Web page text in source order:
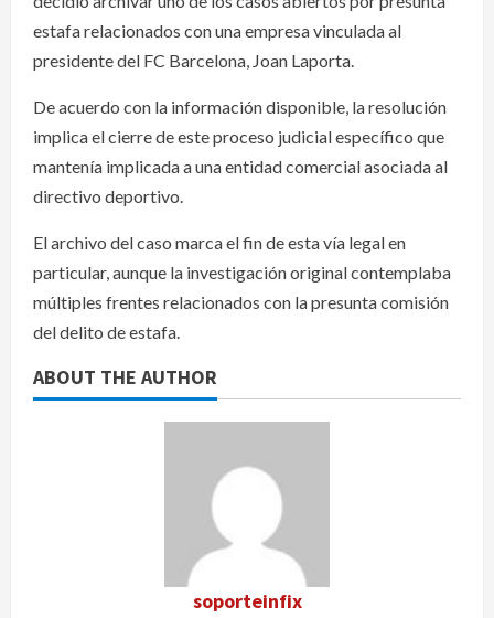
estafa relacionados con una empresa vinculada al
presidente del FC Barcelona, Joan Laporta.
De acuerdo con la información disponible, la resolución
implica el cierre de este proceso judicial específico que
mantenía implicada a una entidad comercial asociada al
directivo deportivo.
El archivo del caso marca el fin de esta vía legal en
particular, aunque la investigación original contemplaba
múltiples frentes relacionados con la presunta comisión
del delito de estafa.
ABOUT THE AUTHOR
soporteinfix